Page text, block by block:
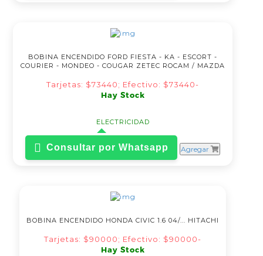
BOBINA ENCENDIDO FORD FIESTA - KA - ESCORT -
COURIER - MONDEO - COUGAR ZETEC ROCAM / MAZDA
Tarjetas: $73440; Efectivo: $73440-
Hay Stock
ELECTRICIDAD
Consultar por Whatsapp Agregar
BOBINA ENCENDIDO HONDA CIVIC 1.6 04/... HITACHI
Tarjetas: $90000; Efectivo: $90000-
Hay Stock